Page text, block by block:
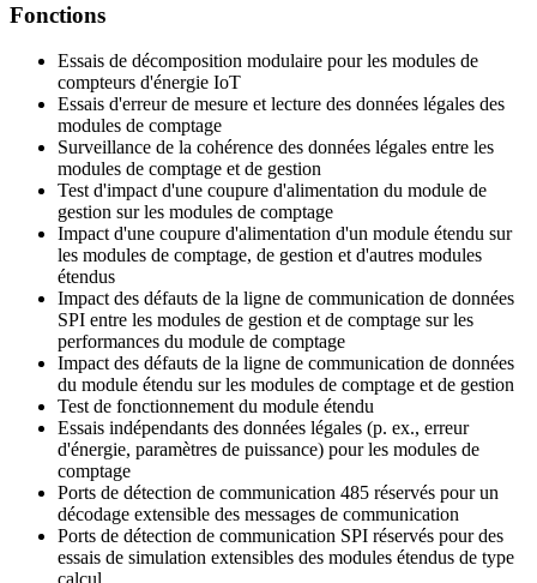
Fonctions
Essais de décomposition modulaire pour les modules de
compteurs d'énergie IoT
Essais d'erreur de mesure et lecture des données légales des
modules de comptage
Surveillance de la cohérence des données légales entre les
modules de comptage et de gestion
Test d'impact d'une coupure d'alimentation du module de
gestion sur les modules de comptage
Impact d'une coupure d'alimentation d'un module étendu sur
les modules de comptage, de gestion et d'autres modules
étendus
Impact des défauts de la ligne de communication de données
SPI entre les modules de gestion et de comptage sur les
performances du module de comptage
Impact des défauts de la ligne de communication de données
du module étendu sur les modules de comptage et de gestion
Test de fonctionnement du module étendu
Essais indépendants des données légales (p. ex., erreur
d'énergie, paramètres de puissance) pour les modules de
comptage
Ports de détection de communication 485 réservés pour un
décodage extensible des messages de communication
Ports de détection de communication SPI réservés pour des
essais de simulation extensibles des modules étendus de type